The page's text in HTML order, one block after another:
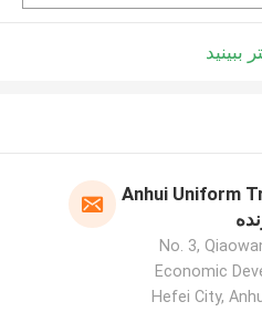
ببینید
Anhui Uniform
No. 3,
Economic
Hefei City,